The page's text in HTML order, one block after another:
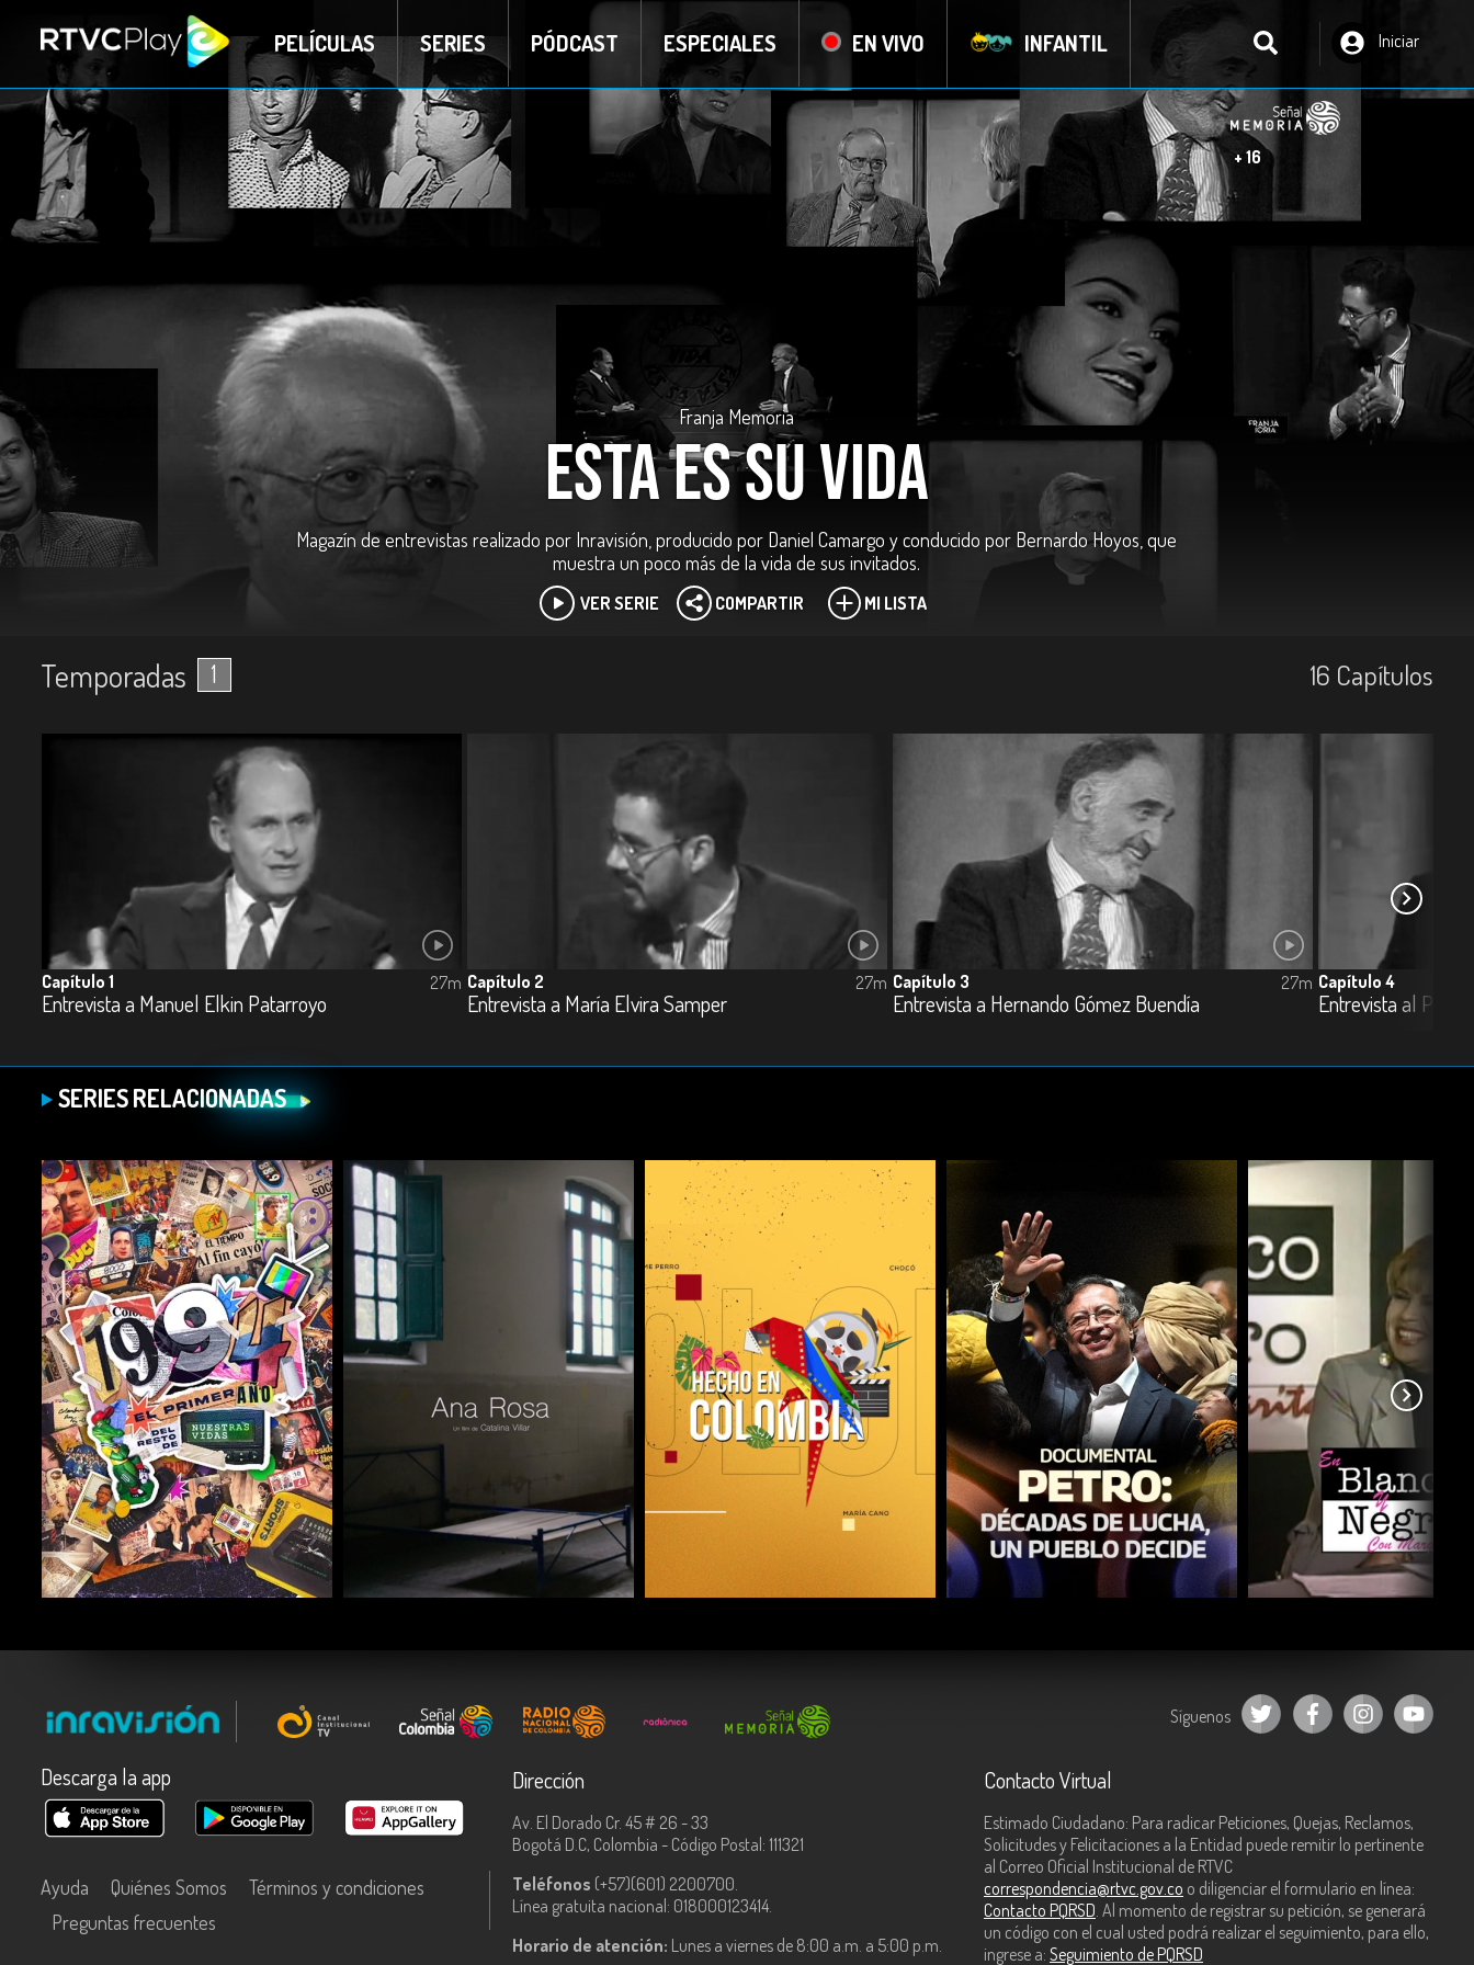
PELÍCULAS SERIES PÓDCAST ESPECIALES EN VIVO INFANTIL
Iniciar
+ 16
Franja Memoria
Esta es su vida
Magazín de entrevistas realizado por Inravisión, producido por Daniel Camargo y conducido por Bernardo Hoyos, que
muestra un poco más de la vida de sus invitados.
VER SERIE COMPARTIR MI LISTA
Temporadas 1 16 Capí­tulos
Capítulo 1
Entrevista a Manuel Elkin Patarroyo
27m Capítulo 2
Entrevista a María Elvira Samper
27m Capítulo 3
Entrevista a Hernando Gómez Buendía
27m Capítulo 4
Entrevista al
SERIES RELACIONADAS
COMPARTIR COMPARTIR COMPARTIR COMPARTIR
Síguenos
Descarga la app
Ayuda Quiénes Somos
Términos y condiciones
Preguntas frecuentes
Dirección
Av. El Dorado Cr. 45 # 26 - 33
Bogotá D.C, Colombia - Código Postal: 111321
Teléfonos (+57)(601) 2200700.
Línea gratuita nacional: 018000123414.
Horario de atención: Lunes a viernes de 8:00 a.m. a 5:00 p.m.
Contacto Virtual
Estimado Ciudadano: Para radicar Peticiones, Quejas, Reclamos,
Solicitudes y Felicitaciones a la Entidad puede remitir lo pertinente
al Correo Oficial Institucional de RTVC
correspondencia@rtvc.gov.co o diligenciar el formulario en línea:
Contacto PQRSD. Al momento de registrar su petición, se generará
un código con el cual usted podrá realizar el seguimiento, para ello,
ingrese a: Seguimiento de PQRSD